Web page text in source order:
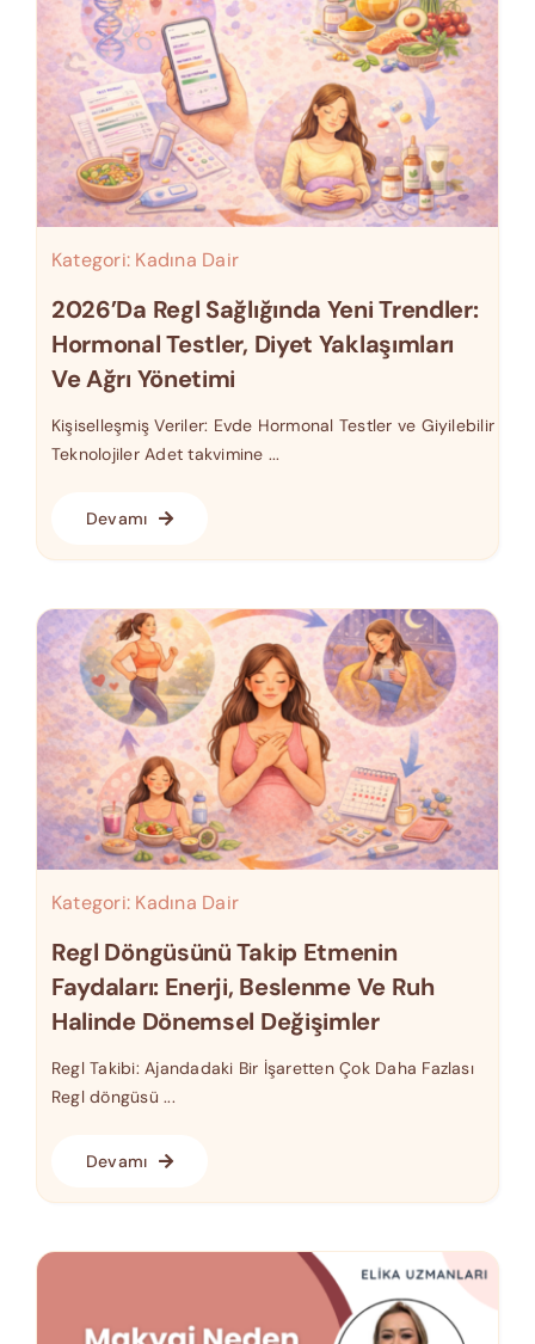
Kategori: Kadına Dair
2026’da Regl Sağlığında Yeni Trendler:
Hormonal Testler, Diyet Yaklaşımları
Ve Ağrı Yönetimi
Kişiselleşmiş Veriler: Evde Hormonal Testler ve Giyilebilir
Teknolojiler Adet takvimine ...
Devamı
Kategori: Kadına Dair
Regl Döngüsünü Takip Etmenin
Faydaları: Enerji, Beslenme Ve Ruh
Halinde Dönemsel Değişimler
Regl Takibi: Ajandadaki Bir İşaretten Çok Daha Fazlası
Regl döngüsü ...
Devamı